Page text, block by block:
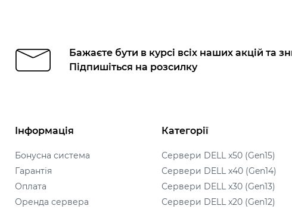
Бажаєте бути в курсі всіх наших акцій та
Підпишіться на розсилку
Інформація
Бонусна система
Гарантія
Оплата
Оренда сервера
Категорії
Сервери DELL x50 (Gen15)
Сервери DELL x40 (Gen14)
Сервери DELL x30 (Gen13)
Сервери DELL x20 (Gen12)